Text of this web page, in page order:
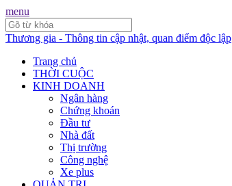
menu
Thương gia - Thông tin cập nhật, quan điểm độc lập
Trang chủ
THỜI CUỘC
KINH DOANH
Ngân hàng
Chứng khoán
Đầu tư
Nhà đất
Thị trường
Công nghệ
Xe plus